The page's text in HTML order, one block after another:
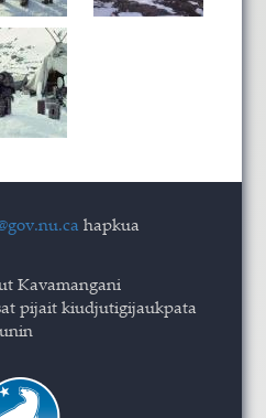
hapkua
Kavamangani
pijait kiudjutigijaukpata